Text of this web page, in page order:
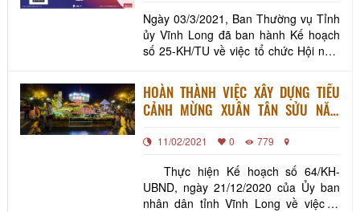
Ngày 03/3/2021, Ban Thường vụ Tỉnh
ủy Vĩnh Long đã ban hành Kế hoạch
số 25-KH/TU về việc tổ chức Hội nghị
01-NQ/TU ngày 06/11/2015 của Tỉnh
ủy về phát triển du lịch của tỉnh giai
đoạn 2015 – 2020 và tầm nhìn 2030.
triển du lị
HOÀN THÀNH VIỆC XÂY DỰNG TIỂU
CẢNH MỪNG XUÂN TÂN SỬU NĂM
11/02/2021 0 779
Thực hiện Kế hoạch số 64/KH-
UBND, ngày 21/12/2020 của Ủy ban
nhân dân tỉnh Vĩnh Long về việc tổ